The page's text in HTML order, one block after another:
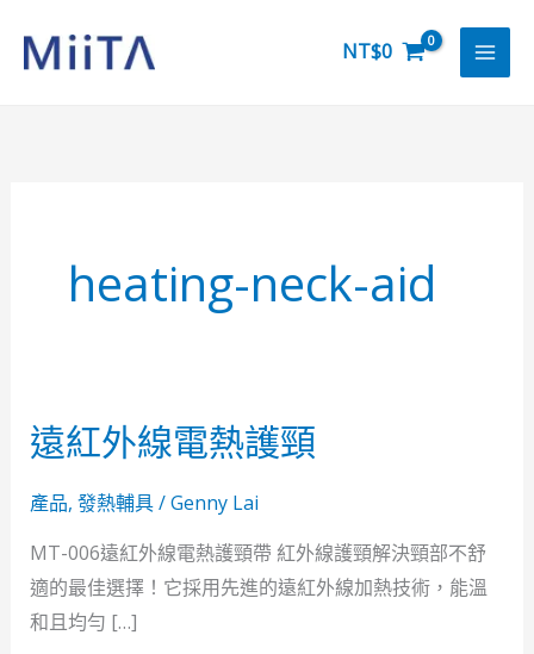
NT$0
heating-neck-aid
遠紅外線電熱護頸
產品, 發熱輔具/Genny Lai
MT-006遠紅外線電熱護頸帶 紅外線護頸解決頸部不舒
適的最佳選擇！它採用先進的遠紅外線加熱技術，能溫
和且均勻 […]
遠
紅
外
電
熱